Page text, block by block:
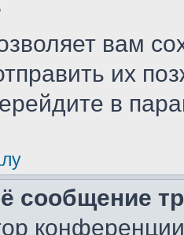
вам
их
в
сообщение